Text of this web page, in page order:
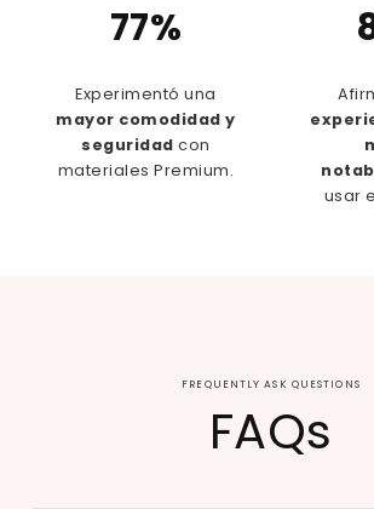
77%
Experimentó una
mayor comodidad y
seguridad con
materiales Premium.
usar
FREQUENTLY ASK QUESTIONS
FAQs